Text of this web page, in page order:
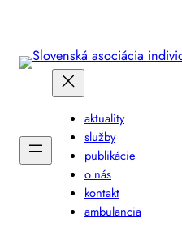
obsah
aktuality
služby
publikácie
o nás
kontakt
ambulancia